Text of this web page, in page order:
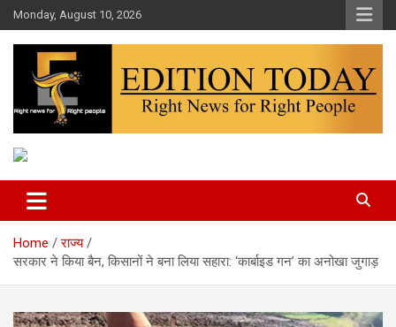
Skip
to
content
Monday, August 10, 2026
Edition Today
Home
राज्य
सरकार ने किया बैन, किसानों ने बना लिया सहारा: ‘कार्बाइड गन’ का अनोखा जुगाड़